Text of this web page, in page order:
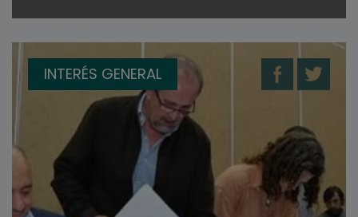
INTERÉS GENERAL